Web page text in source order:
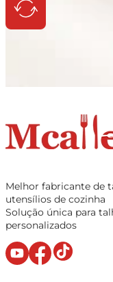
Melhor fabricante de
utensílios de cozinha
Solução única para
personalizados